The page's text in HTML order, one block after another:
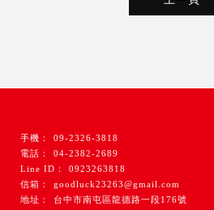
0923263818
04-2382-2689
09-2326-3818
goodluck23263@gmail.com
台中市南屯區龍德路一段176號